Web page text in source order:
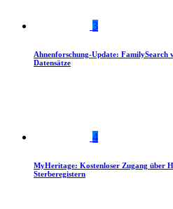
3
Ahnenforschung-Update:
Datensätze
4
MyHeritage: Kostenloser Zugang über
Sterberegistern